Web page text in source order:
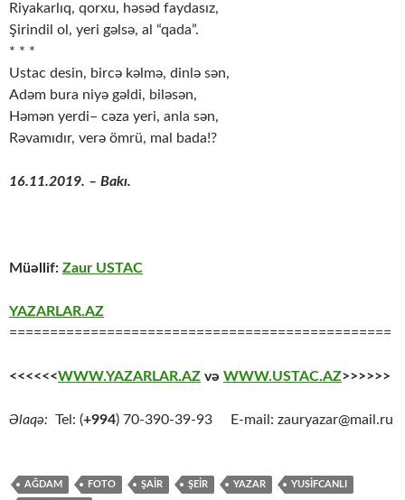
Riyakarlıq, qorxu, həsəd faydasız,
Şirindil ol, yeri gəlsə, al “qada”.
* * *
Ustac desin, bircə kəlmə, dinlə sən,
Adəm bura niyə gəldi, biləsən,
Həmən yerdi– cəza yeri, anla sən,
Rəvamıdır, verə ömrü, mal bada!?
16.11.2019. – Bakı.
Müəllif: Zaur USTAC
YAZARLAR.AZ
===============================================
<<<<<<WWW.YAZARLAR.AZ və WWW.USTAC.AZ>>>>>>
Əlaqə: Tel: (+994) 70-390-39-93 E-mail: zauryazar@mail.ru
AĞDAM FOTO ŞAİR ŞEİR YAZAR YUSİFCANLI